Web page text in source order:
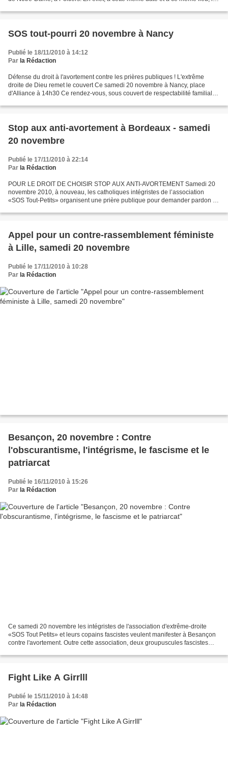
SOS tout-pourri 20 novembre à Nancy
Publié le 18/11/2010 à 14:12
Par la Rédaction
Défense du droit à l'avortement contre les prières publiques ! L'extrême
droite de Dieu remet le couvert Ce samedi 20 novembre à Nancy, place
d'Alliance à 14h30 Ce rendez-vous, sous couvert de respectabilité familiale
Stop aux anti-avortement à Bordeaux - samedi
20 novembre
Publié le 17/11/2010 à 22:14
Par la Rédaction
POUR LE DROIT DE CHOISIR STOP AUX ANTI-AVORTEMENT Samedi 20
novembre 2010, à nouveau, les catholiques intégristes de l’association
«SOS Tout-Petits» organisent une prière publique pour demander pardon à
Appel pour un contre-rassemblement féministe
à Lille, samedi 20 novembre
Publié le 17/11/2010 à 10:28
Par la Rédaction
Besançon, 20 novembre : Contre
l'obscurantisme, l'intégrisme, le fascisme et le
patriarcat
Publié le 16/11/2010 à 15:26
Par la Rédaction
Ce samedi 20 novembre les intégristes de l'association d'extrême-droite
«SOS Tout Petits» et leurs copains fascistes veulent manifester à Besançon
contre l'avortement. Outre cette association, deux groupuscules fascistes
Fight Like A Girrlll
Publié le 15/11/2010 à 14:48
Par la Rédaction